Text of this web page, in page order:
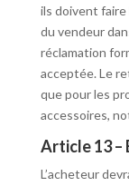
ils doivent faire
du vendeur
réclamation
acceptée. Le
que pour les
accessoires,
Article 13 –
L’acheteur